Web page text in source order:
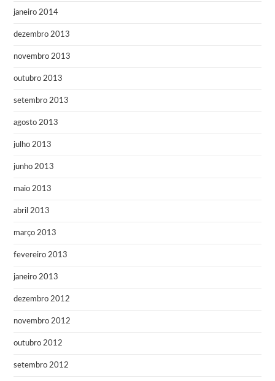
janeiro 2014
dezembro 2013
novembro 2013
outubro 2013
setembro 2013
agosto 2013
julho 2013
junho 2013
maio 2013
abril 2013
março 2013
fevereiro 2013
janeiro 2013
dezembro 2012
novembro 2012
outubro 2012
setembro 2012